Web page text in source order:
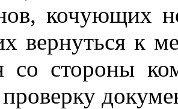
кочующих
вернуться к
со стороны